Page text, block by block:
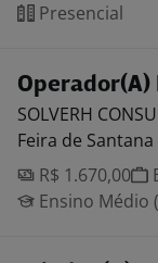
Presencial
SOLVERH
Feira de Santana
R$ 1.670,00
Ensino Médio